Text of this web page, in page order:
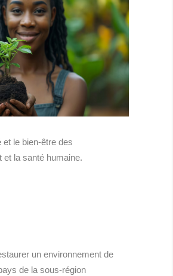
et le bien-être des
et la santé humaine.
un environnement de
de la sous-région